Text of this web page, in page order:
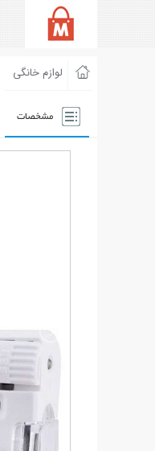
لوازم خانگی
مشخصات